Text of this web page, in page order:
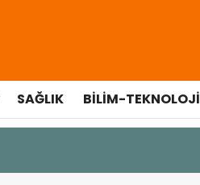
SAĞLIK BILIM-TEKNOLOJI